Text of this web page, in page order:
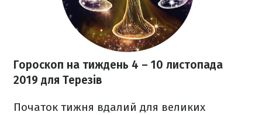
Гороскоп на тиждень 4 – 10 листопада
2019 для Терезів
Початок тижня вдалий для великих